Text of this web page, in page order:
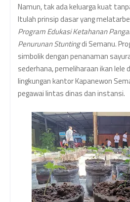
Namun, tak ada keluarga kuat
Itulah prinsip dasar yang
Program Edukasi Ketahanan
Penurunan Stuntingdi Semanu.
simbolik dengan penanaman
sederhana, pemeliharaan ikan lele
lingkungan kantor Kapanewon
pegawai lintas dinas dan instansi.